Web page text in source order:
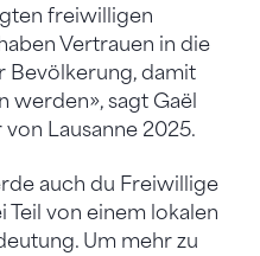
freiwilligen
Vertrauen in die
Bevölkerung, damit
werden», sagt Gaël
Lausanne 2025.
auch du Freiwillige
Teil von einem lokalen
Um mehr zu